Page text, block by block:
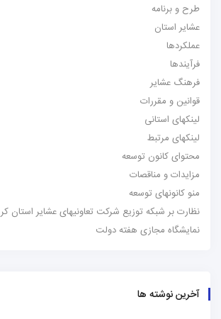
طرح و برنامه
عشایر استان
عملکردها
فرآیندها
فرهنگ عشایر
قوانین و مقررات
لینکهای استانی
لینکهای مرتبط
محتوای کانون توسعه
مزایدات و مناقصات
منو کانونهای توسعه
نظارت بر شبکه توزیع شرکت تعاونیهای عشایر استان کر
نمایشگاه مجازی هفته دولت
آخرین نوشته ها